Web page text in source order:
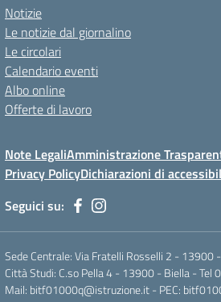
Notizie
Le notizie dal giornalino
Le circolari
Calendario eventi
Albo online
Offerte di lavoro
Note LegaliAmministrazione
Privacy PolicyDichiarazioni di
Seguici su:
Sede Centrale: Via Fratelli Rosselli 2 -
Città Studi: C.so Pella 4 - 13900 - Biella - Tel
Mail: bitf01000q@istruzione.it- PEC: